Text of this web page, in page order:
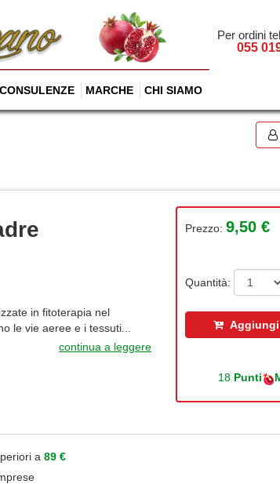
Per ordini
055
CONSULENZE MARCHE CHI SIAMO
in fitoterapia nel
le vie aeree e i tessuti...
continua a leggere
Prezzo: 9,50 €
Quantità:
Aggiungi
18 Punti
a 89 €